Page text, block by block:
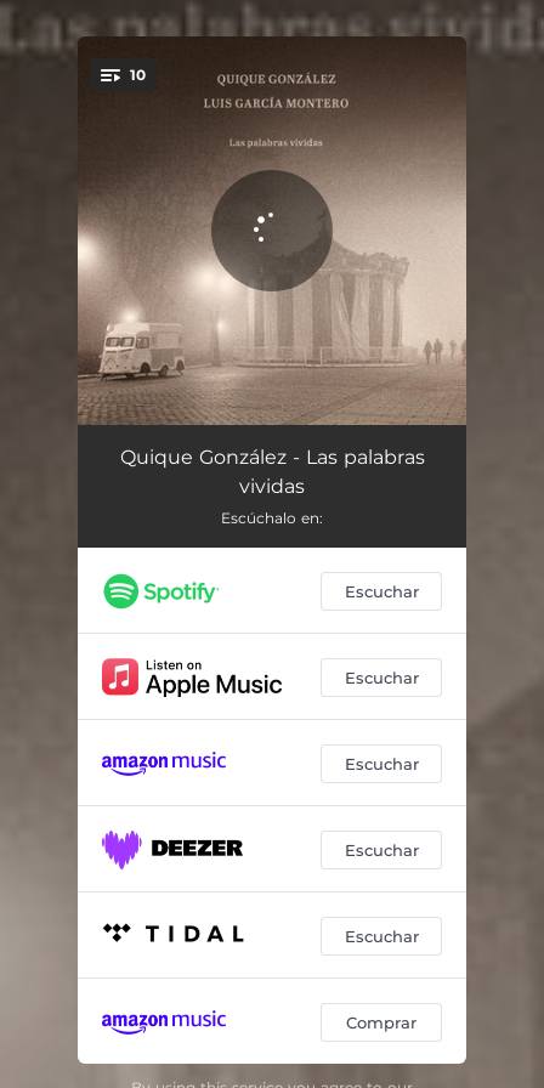
You're all set!
10
La Nave de los Locos 04:01
Canción Con Orquesta 05:10
El Pasajero 04:21
Qué Más Puedo Pedirte 03:31
Canción del Pistolero Muerto 04:12
04:07
Todo Se Acaba 06:49
Quique González - Las palabras
vividas
Escúchalo en:
Escuchar
Escuchar
Escuchar
Escuchar
Escuchar
Comprar